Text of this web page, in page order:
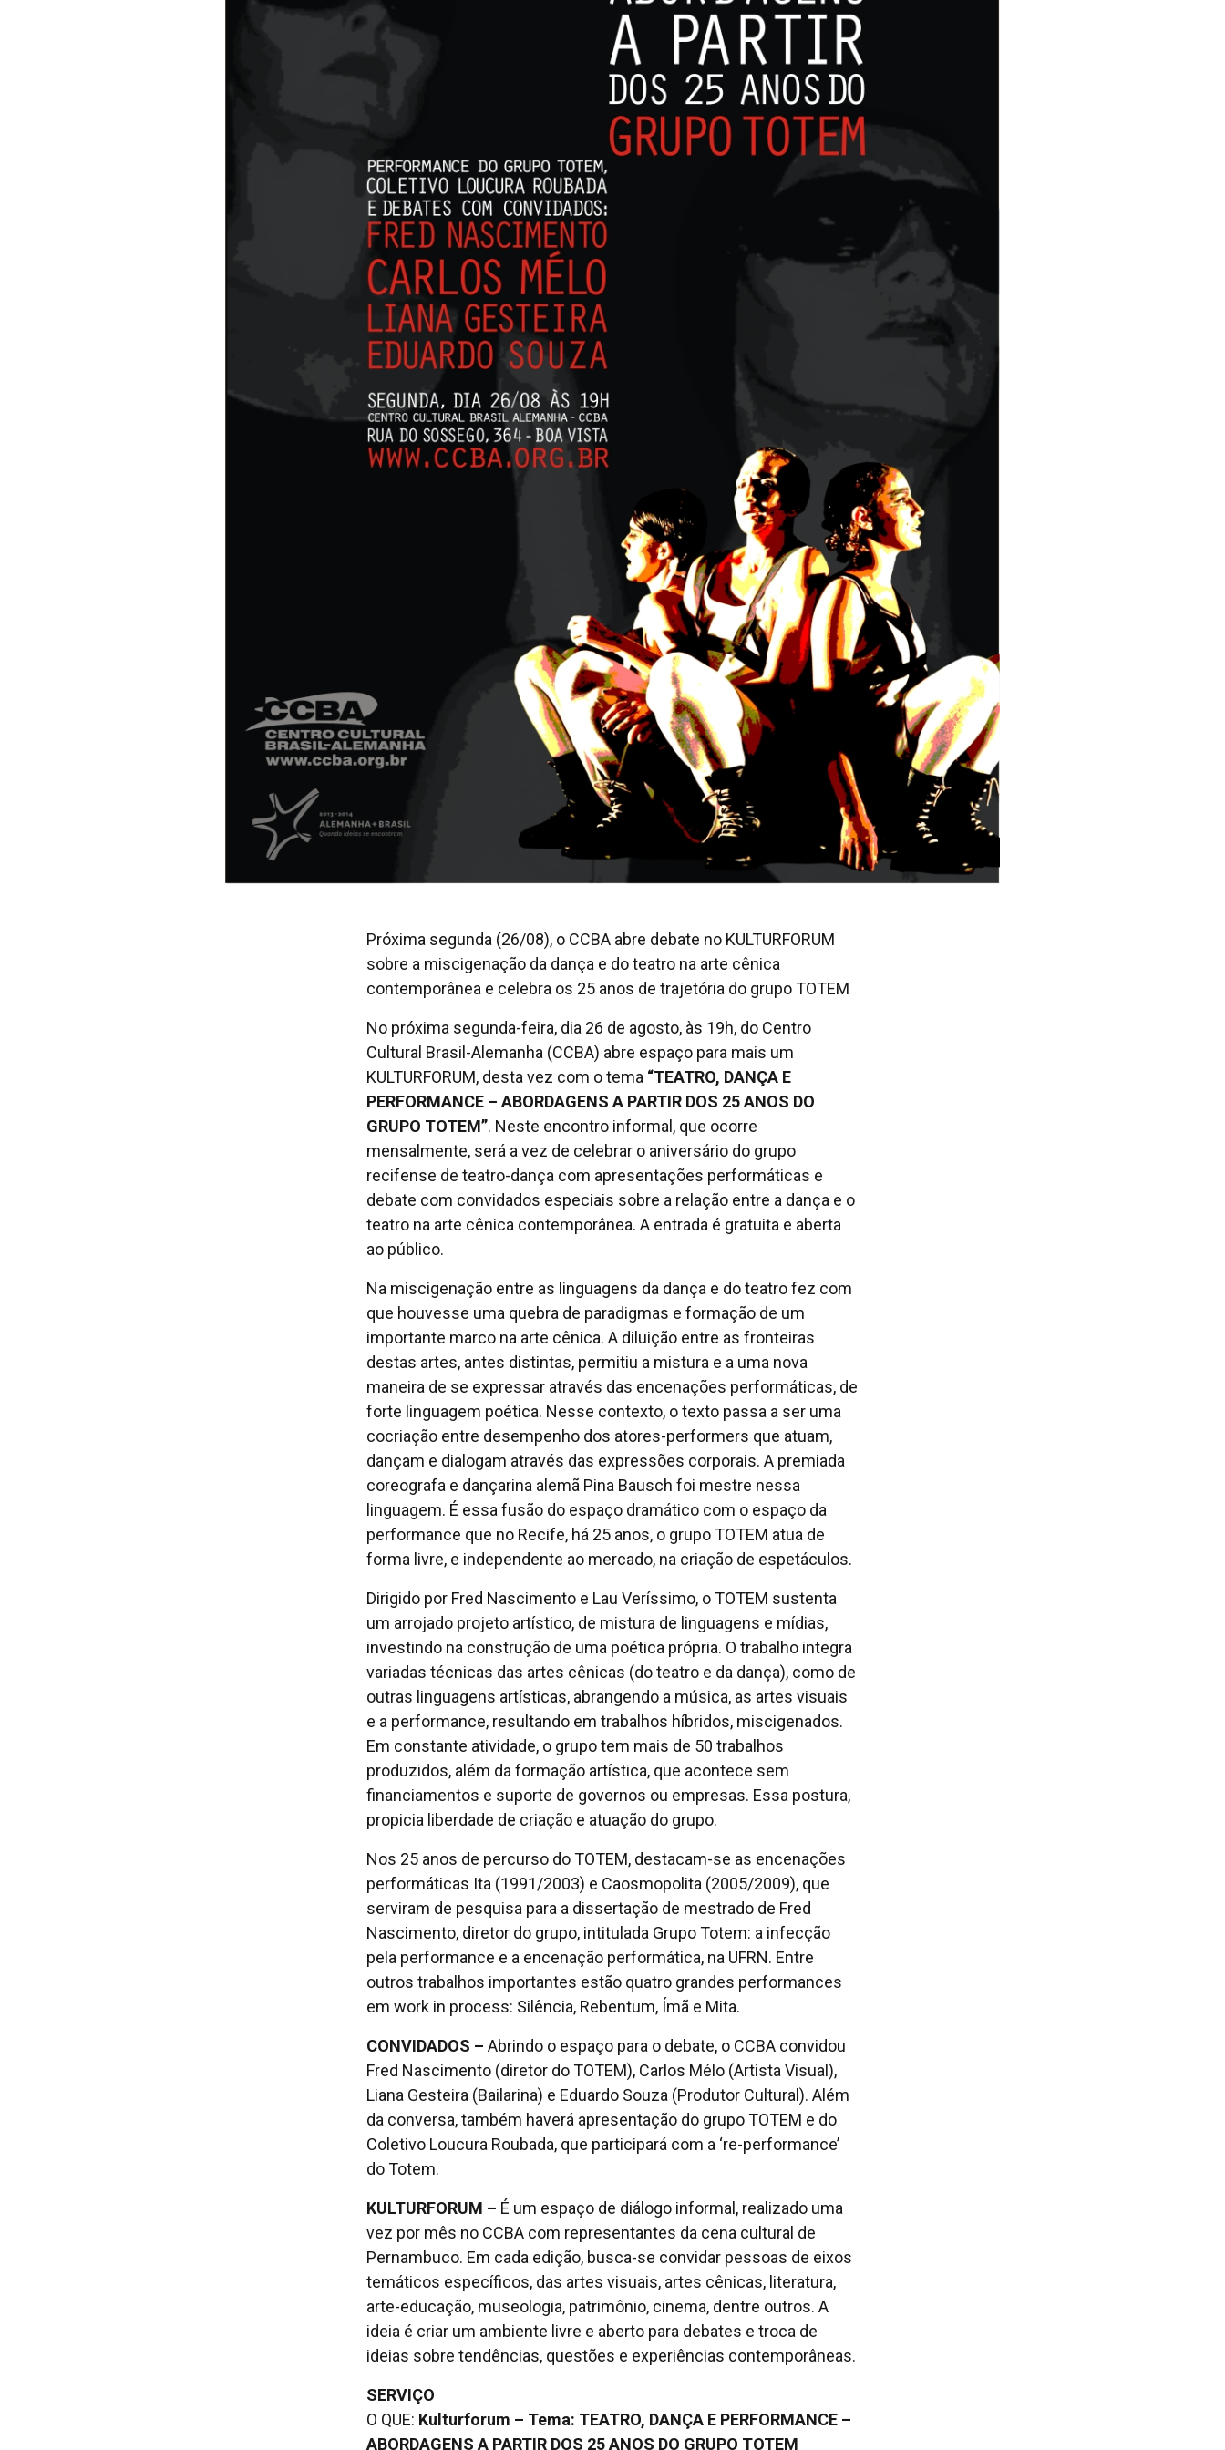
Próxima segunda (26/08), o CCBA abre debate no KULTURFORUM
sobre a miscigenação da dança e do teatro na arte cênica
contemporânea e celebra os 25 anos de trajetória do grupo TOTEM
No próxima segunda-feira, dia 26 de agosto, às 19h, do Centro
Cultural Brasil-Alemanha (CCBA) abre espaço para mais um
KULTURFORUM, desta vez com o tema “TEATRO, DANÇA E
PERFORMANCE – ABORDAGENS A PARTIR DOS 25 ANOS DO
GRUPO TOTEM”. Neste encontro informal, que ocorre
mensalmente, será a vez de celebrar o aniversário do grupo
recifense de teatro-dança com apresentações performáticas e
debate com convidados especiais sobre a relação entre a dança e o
teatro na arte cênica contemporânea. A entrada é gratuita e aberta
ao público.
Na miscigenação entre as linguagens da dança e do teatro fez com
que houvesse uma quebra de paradigmas e formação de um
importante marco na arte cênica. A diluição entre as fronteiras
destas artes, antes distintas, permitiu a mistura e a uma nova
maneira de se expressar através das encenações performáticas, de
forte linguagem poética. Nesse contexto, o texto passa a ser uma
cocriação entre desempenho dos atores-performers que atuam,
dançam e dialogam através das expressões corporais. A premiada
coreografa e dançarina alemã Pina Bausch foi mestre nessa
linguagem. É essa fusão do espaço dramático com o espaço da
performance que no Recife, há 25 anos, o grupo TOTEM atua de
forma livre, e independente ao mercado, na criação de espetáculos.
Dirigido por Fred Nascimento e Lau Veríssimo, o TOTEM sustenta
um arrojado projeto artístico, de mistura de linguagens e mídias,
investindo na construção de uma poética própria. O trabalho integra
variadas técnicas das artes cênicas (do teatro e da dança), como de
outras linguagens artísticas, abrangendo a música, as artes visuais
e a performance, resultando em trabalhos híbridos, miscigenados.
Em constante atividade, o grupo tem mais de 50 trabalhos
produzidos, além da formação artística, que acontece sem
financiamentos e suporte de governos ou empresas. Essa postura,
propicia liberdade de criação e atuação do grupo.
Nos 25 anos de percurso do TOTEM, destacam-se as encenações
performáticas Ita (1991/2003) e Caosmopolita (2005/2009), que
serviram de pesquisa para a dissertação de mestrado de Fred
Nascimento, diretor do grupo, intitulada Grupo Totem: a infecção
pela performance e a encenação performática, na UFRN. Entre
outros trabalhos importantes estão quatro grandes performances
em work in process: Silência, Rebentum, Ímã e Mita.
CONVIDADOS – Abrindo o espaço para o debate, o CCBA convidou
Fred Nascimento (diretor do TOTEM), Carlos Mélo (Artista Visual),
Liana Gesteira (Bailarina) e Eduardo Souza (Produtor Cultural). Além
da conversa, também haverá apresentação do grupo TOTEM e do
Coletivo Loucura Roubada, que participará com a ‘re-performance’
do Totem.
KULTURFORUM – É um espaço de diálogo informal, realizado uma
vez por mês no CCBA com representantes da cena cultural de
Pernambuco. Em cada edição, busca-se convidar pessoas de eixos
temáticos específicos, das artes visuais, artes cênicas, literatura,
arte-educação, museologia, patrimônio, cinema, dentre outros. A
ideia é criar um ambiente livre e aberto para debates e troca de
ideias sobre tendências, questões e experiências contemporâneas.
SERVIÇO
O QUE: Kulturforum – Tema: TEATRO, DANÇA E PERFORMANCE –
ABORDAGENS A PARTIR DOS 25 ANOS DO GRUPO TOTEM